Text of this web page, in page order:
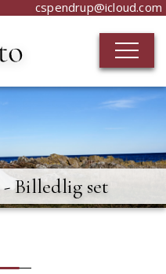
cspendrup@icloud.com
Billedlig set